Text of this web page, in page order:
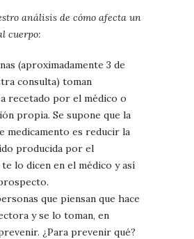
análisis de cómo afecta un
cuerpo:
(aproximadamente 3 de
consulta) toman
recetado por el médico o
propia. Se supone que la
medicamento es reducir la
producida por el
lo dicen en el médico y así
que piensan que hace
y se lo toman, en
¿Para prevenir qué?